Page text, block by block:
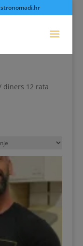
diners 12 rata